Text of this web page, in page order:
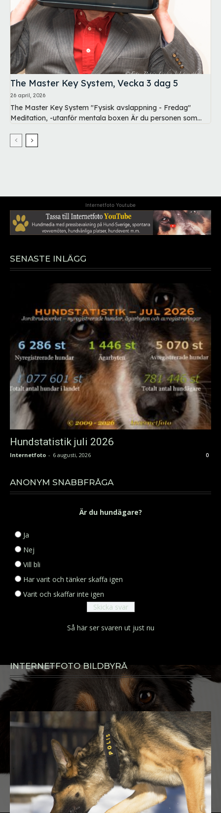
The Master Key System, Vecka 3 dag 5
26 april, 2026
The Master Key System "Fysisk avslappning - Fredag"
Meditation, -utanför mentala boxen Är du personen som...
Internetfoto Youtube
SENASTE INLÄGG
Hundstatistik juli 2026
Internetfoto - 6 augusti, 2026 0
ANONYM SNABBFRÅGA
Är du hundägare?
Ja
Nej
Vill bli
Har varit och tänker skaffa igen
Varit och skaffar inte igen
Så här ser svaren ut just nu
INTERNETFOTO BILDBYRÅ